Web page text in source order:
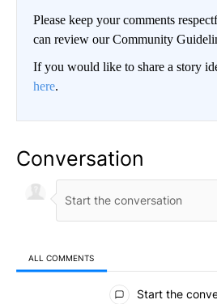
Please keep your comments
can review our Community
If you would like to share a story
here.
Conversation
ALL COMMENTS
All Comments
Start the